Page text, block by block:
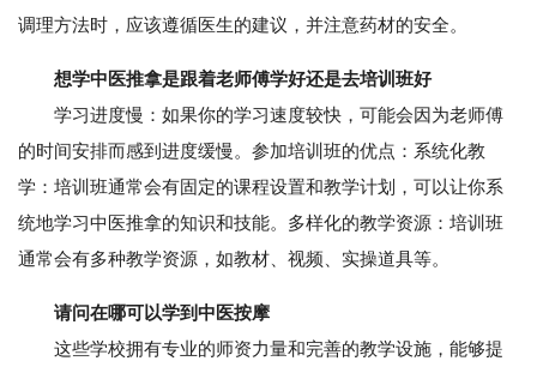
调理方法时，应该遵循医生的建议，并注意药材的安全。
想学中医推拿是跟着老师傅学好还是去培训班好
学习进度慢：如果你的学习速度较快，可能会因为老师傅
的时间安排而感到进度缓慢。参加培训班的优点：系统化教
学：培训班通常会有固定的课程设置和教学计划，可以让你系
统地学习中医推拿的知识和技能。多样化的教学资源：培训班
通常会有多种教学资源，如教材、视频、实操道具等。
请问在哪可以学到中医按摩
这些学校拥有专业的师资力量和完善的教学设施，能够提